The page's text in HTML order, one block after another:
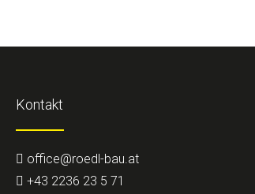
Kontakt
office@roedl-bau.at
+43 2236 23 5 71